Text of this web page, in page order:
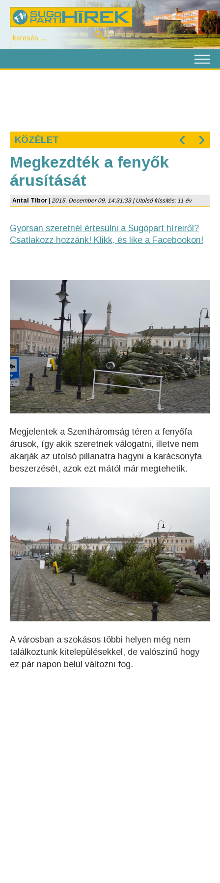
KÖZÉLET ‹ ›
Megkezdték a fenyők
árusítását
Antal Tibor 2015. December 09. 14:31:33 | Utolsó frissítés: 11 év
Gyorsan szeretnél értesülni a Sugópart híreiről?
Csatlakozz hozzánk! Klikk, és like a Facebookon!
Megjelentek a Szentháromság téren a fenyőfa
árusok, így akik szeretnek válogatni, illetve nem
akarják az utolsó pillanatra hagyni a karácsonyfa
beszerzését, azok ezt mától már megtehetik.
A városban a szokásos többi helyen még nem
találkoztunk kitelepülésekkel, de valószínű hogy
ez pár napon belül változni fog.